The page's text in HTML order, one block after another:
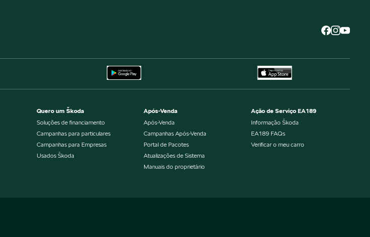
Quero um Škoda
Soluções de financiamento
Campanhas para particulares
Campanhas para Empresas
Usados Škoda
Após-Venda
Após-Venda
Campanhas Após-Venda
Portal de Pacotes
Atualizações de Sistema
Manuais do proprietário
Ação de Serviço EA189
Informação Škoda
EA189 FAQs
Verificar o meu carro